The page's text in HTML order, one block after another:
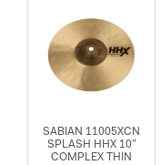
SABIAN 11005XCN
SPLASH HHX 10”
COMPLEX THIN